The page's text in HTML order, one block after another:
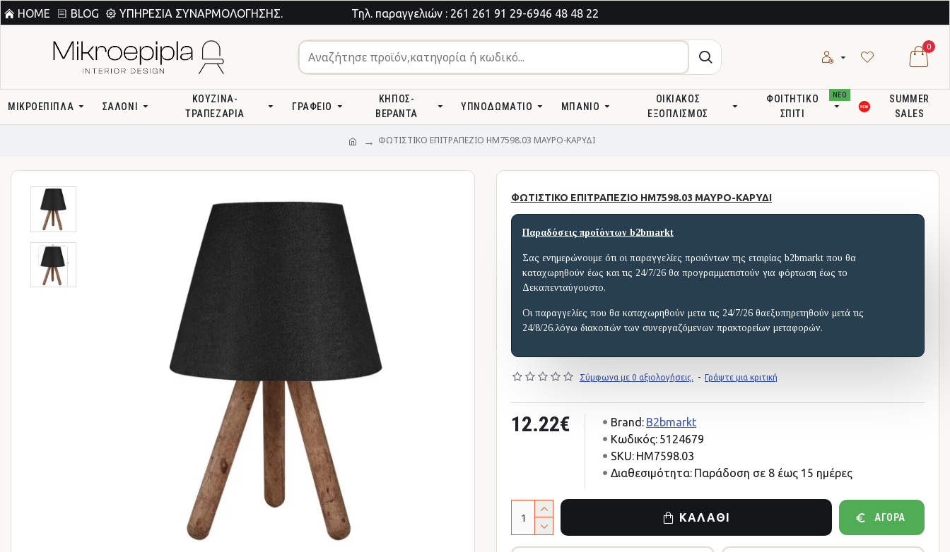
HOME BLOG ΥΠΗΡΕΣΊΑ ΣΥΝΑΡΜΟΛΌΓΗΣΗΣ. Τηλ. παραγγελιών : 261 261 91 29-6946 48 48 22
0
ΜΙΚΡΟΕΠΙΠΛΑ ΣΑΛΌΝΙ
ΚΟΥΖΊΝΑ-
ΤΡΑΠΕΖΑΡΊΑ
ΓΡΑΦΕΊΟ
ΚΉΠΟΣ-
ΒΕΡΆΝΤΑ
ΥΠΝΟΔΩΜΆΤΙΟ ΜΠΆΝΙΟ
ΟΙΚΙΑΚΌΣ
ΕΞΟΠΛΙΣΜΌΣ
ΦΟΙΤΗΤΙΚΌ
ΣΠΊΤΙ
ΝΕΟ
SUMMER
SALES
ΦΩΤΙΣΤΙΚΟ ΕΠΙΤΡΑΠΕΖΙΟ HM7598.03 ΜΑΥΡΟ-ΚΑΡΥΔΙ
ΦΩΤΙΣΤΙΚΟ ΕΠΙΤΡΑΠΕΖΙΟ HM7598.03 ΜΑΥΡΟ-ΚΑΡΥΔΙ
Παραδόσεις προϊόντων b2bmarkt
Σας ενημερώνουμε ότι οι παραγγελίες προιόντων της εταιρίας b2bmarkt που θα
καταχωρηθούν έως και τις 24/7/26 θα προγραμματιστούν για φόρτωση έως το
Δεκαπενταύγουστο,
Οι παραγγελίες που θα καταχωρηθούν μετα τις 24/7/26 θαεξυπηρετηθούν μετά τις
24/8/26,λόγω διακοπών των συνεργαζόμενων πρακτορείων μεταφορών.
Σύμφωνα με 0 αξιολογήσεις. - Γράψτε μια κριτική
12.22€ Brand: B2bmarkt
Κωδικός: 5124679
SKU: HM7598.03
Διαθεσιμότητα: Παράδοση σε 8 έως 15 ημέρες
ΚΑΛΆΘΙ ΑΓΟΡΆ